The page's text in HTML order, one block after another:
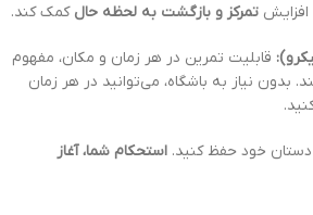
تمرکز و بازگشت به لحظه حال کمک کند.
قابلیت تمرین در هر زمان و مکان، مفهوم
بدون نیاز به باشگاه، می‌توانید در هر زمان
دستان خود حفظ کنید. استحکام شما، آغاز